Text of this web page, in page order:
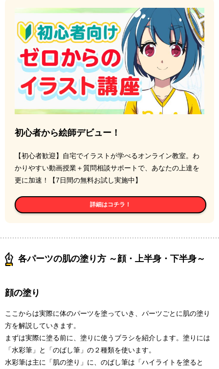
初心者から絵師デビュー！
【初心者歓迎】自宅でイラストが学べるオンライン教室。わ
かりやすい動画授業＋質問相談サポートで、あなたの上達を
更に加速！【7日間の無料お試し実施中】
詳細はコチラ！
各パーツの肌の塗り方 ～顔・上半身・下半身～
顔の塗り
ここからは実際に体のパーツを塗っていき、パーツごとに肌の塗り
方を解説していきます。
まずは実際に塗る前に、塗りに使うブラシを紹介します。塗りには
「水彩筆」と「のばし筆」の２種類を使います。
水彩筆は主に「肌の塗り」に、のばし筆は「ハイライトを塗ると